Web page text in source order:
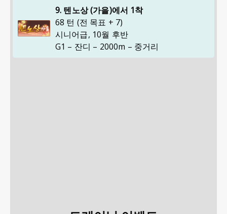
9. 텐노상 (가을)에서 1착
68 턴 (전 목표 + 7)
시니어급, 10월 후반
G1 – 잔디 – 2000m – 중거리